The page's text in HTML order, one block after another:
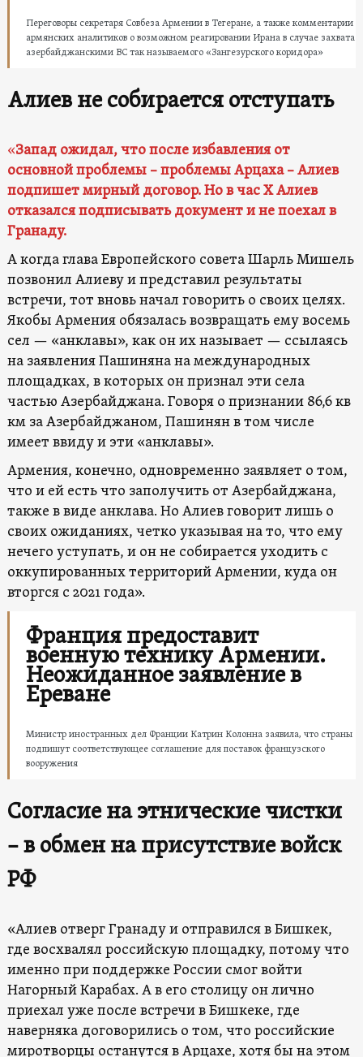
Переговоры секретаря Совбеза Армении в Тегеране, а также комментарии
армянских аналитиков о возможном реагировании Ирана в случае захвата
азербайджанскими ВС так называемого «Зангезурского коридора»
Алиев не собирается отступать
«Запад ожидал, что после избавления от
основной проблемы – проблемы Арцаха – Алиев
подпишет мирный договор. Но в час Х Алиев
отказался подписывать документ и не поехал в
Гранаду.
А когда глава Европейского совета Шарль Мишель
позвонил Алиеву и представил результаты
встречи, тот вновь начал говорить о своих целях.
Якобы Армения обязалась возвращать ему восемь
сел — «анклавы», как он их называет — ссылаясь
на заявления Пашиняна на международных
площадках, в которых он признал эти села
частью Азербайджана. Говоря о признании 86,6 кв
км за Азербайджаном, Пашинян в том числе
имеет ввиду и эти «анклавы».
Армения, конечно, одновременно заявляет о том,
что и ей есть что заполучить от Азербайджана,
также в виде анклава. Но Алиев говорит лишь о
своих ожиданиях, четко указывая на то, что ему
нечего уступать, и он не собирается уходить с
оккупированных территорий Армении, куда он
вторгся с 2021 года».
Франция предоставит
военную технику Армении.
Неожиданное заявление в
Ереване
Министр иностранных дел Франции Катрин Колонна заявила, что страны
подпишут соответствующее соглашение для поставок французского
вооружения
Согласие на этнические чистки
– в обмен на присутствие войск
РФ
«Алиев отверг Гранаду и отправился в Бишкек,
где восхвалял российскую площадку, потому что
именно при поддержке России смог войти
Нагорный Карабах. А в его столицу он лично
приехал уже после встречи в Бишкеке, где
наверняка договорились о том, что российские
миротворцы останутся в Арцахе, хотя бы на этом